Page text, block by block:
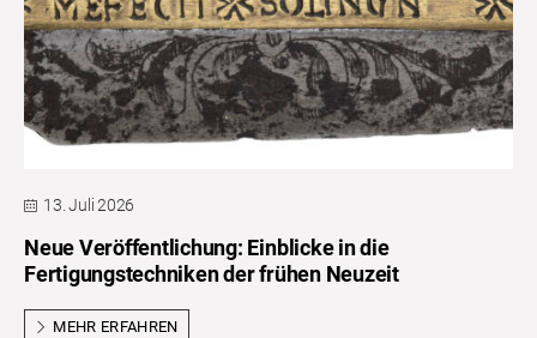
13. Juli 2026
Neue Veröffentlichung: Einblicke in die
Fertigungstechniken der frühen Neuzeit
MEHR ERFAHREN